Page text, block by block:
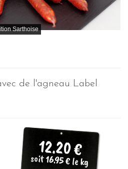
Sarthoise
de l'agneau Label
12.20 €
soit 16.95 € le kg